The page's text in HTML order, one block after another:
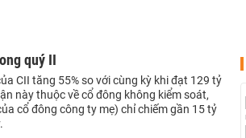
quý II
CII tăng 55% so với cùng kỳ khi đạt 129 tỷ
này thuộc về cổ đông không kiểm soát,
cổ đông công ty mẹ) chỉ chiếm gần 15 tỷ